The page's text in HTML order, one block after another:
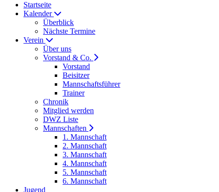
Startseite
Kalender
Überblick
Nächste Termine
Verein
Über uns
Vorstand & Co.
Vorstand
Beisitzer
Mannschaftsführer
Trainer
Chronik
Mitglied werden
DWZ Liste
Mannschaften
1. Mannschaft
2. Mannschaft
3. Mannschaft
4. Mannschaft
5. Mannschaft
6. Mannschaft
Jugend